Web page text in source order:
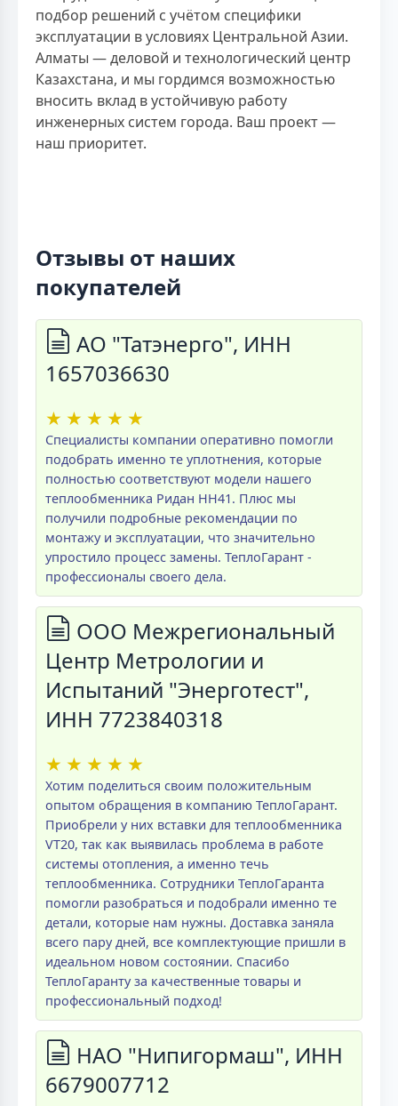
подбор решений с учётом специфики
эксплуатации в условиях Центральной Азии.
Алматы — деловой и технологический центр
Казахстана, и мы гордимся возможностью
вносить вклад в устойчивую работу
инженерных систем города. Ваш проект —
наш приоритет.
Отзывы от наших
покупателей
АО "Татэнерго", ИНН
1657036630
★ ★ ★ ★ ★
Специалисты компании оперативно помогли
подобрать именно те уплотнения, которые
полностью соответствуют модели нашего
теплообменника Ридан НН41. Плюс мы
получили подробные рекомендации по
монтажу и эксплуатации, что значительно
упростило процесс замены. ТеплоГарант -
профессионалы своего дела.
ООО Межрегиональный
Центр Метрологии и
Испытаний "Энерготест",
ИНН 7723840318
★ ★ ★ ★ ★
Хотим поделиться своим положительным
опытом обращения в компанию ТеплоГарант.
Приобрели у них вставки для теплообменника
VT20, так как выявилась проблема в работе
системы отопления, а именно течь
теплообменника. Сотрудники ТеплоГаранта
помогли разобраться и подобрали именно те
детали, которые нам нужны. Доставка заняла
всего пару дней, все комплектующие пришли в
идеальном новом состоянии. Спасибо
ТеплоГаранту за качественные товары и
профессиональный подход!
НАО "Нипигормаш", ИНН
6679007712